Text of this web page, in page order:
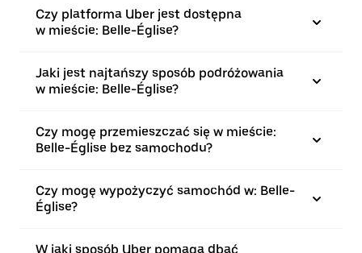
Czy platforma Uber jest dostępna
w mieście: Belle-Église?
Jaki jest najtańszy sposób podróżowania
w mieście: Belle-Église?
Czy mogę przemieszczać się w mieście:
Belle-Église bez samochodu?
Czy mogę wypożyczyć samochód w: Belle-
Église?
W jaki sposób Uber pomaga dbać